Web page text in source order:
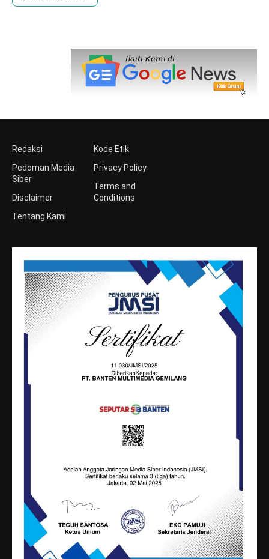
Redaksi
Pedoman Media
Siber
Disclaimer
Tentang Kami
Kode Etik
Privacy Policy
Terms and
Conditions